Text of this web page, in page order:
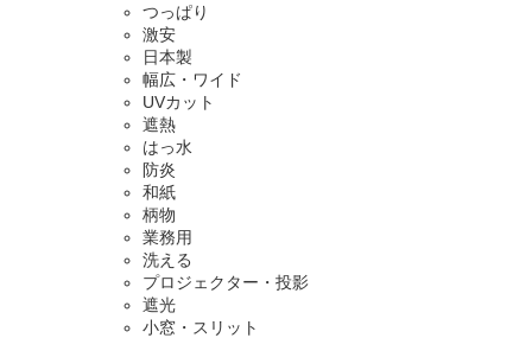
つっぱり
激安
日本製
幅広・ワイド
UVカット
遮熱
はっ水
防炎
和紙
柄物
業務用
洗える
プロジェクター・投影
遮光
小窓・スリット